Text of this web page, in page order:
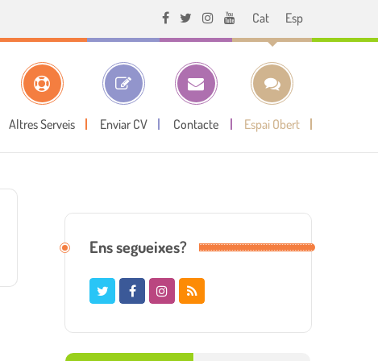
Cat Esp
Altres Serveis Enviar CV Contacte Espai Obert
Ens segueixes?